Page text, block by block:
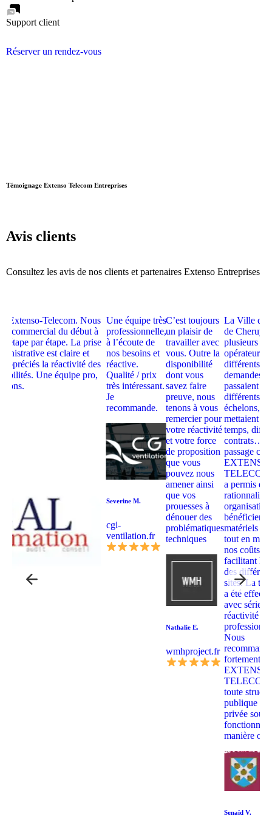
Support client
Réserver un rendez-vous
Témoignage Extenso Telecom Entreprises
Avis clients
Consultez les avis de nos clients et partenaires Extenso Entreprises
Extenso-Telecom. Nous
commercial du début à
étape par étape. La prise
est claire et
la réactivité des
Une équipe pro,
Une équipe très
professionnelle,
à l’écoute de
nos besoins et
réactive.
Qualité / prix
très intéressant.
Je
recommande.
Severine M.
cgi-
ventilation.fr
C’est toujours
un plaisir de
travailler avec
vous. Outre la
disponibilité
dont vous
savez faire
preuve, nous
tenons à vous
remercier pour
votre réactivité
et votre force
de proposition
que vous
pouvez nous
amener ainsi
que vos
prouesses à
dénouer des
problématiques
techniques
Nathalie E.
wmhproject.fr
La Ville de
de Cheruy
plusieurs
opérateurs
différents
demandes
passaient
différents
échelons,
mettaient du
temps,
contrats…le
passage
EXTENSO
TELECOM
a permis de
bénéficier
matériels
tout en
nos coûts et
facilitant le
des
sites. La
a été
avec
réactivité et
Nous
fortement
EXTENSO
TELECOM
toute
publique ou
privée
fonctionner
manière
Senaïd V.